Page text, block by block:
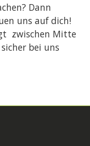
Dann
uns auf dich!
zwischen Mitte
bei uns